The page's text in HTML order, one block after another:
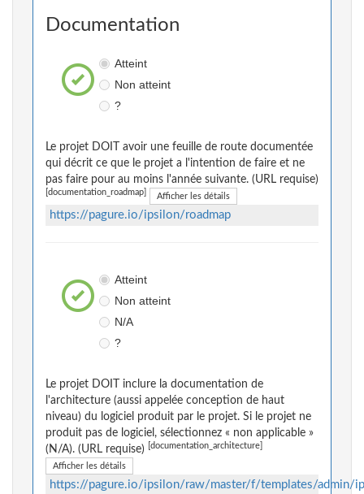
Documentation
Atteint
Non atteint
?
Le projet DOIT avoir une feuille de route documentée
qui décrit ce que le projet a l'intention de faire et ne
pas faire pour au moins l'année suivante. (URL requise)
[documentation_roadmap] Afficher les détails
https://pagure.io/ipsilon/roadmap
Atteint
Non atteint
N/A
?
Le projet DOIT inclure la documentation de
l'architecture (aussi appelée conception de haut
niveau) du logiciel produit par le projet. Si le projet ne
produit pas de logiciel, sélectionnez « non applicable »
(N/A). (URL requise)
[documentation_architecture]
Afficher les détails
https://pagure.io/ipsilon/raw/master/f/templates/admin/